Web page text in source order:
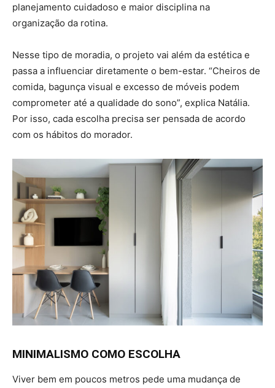
planejamento cuidadoso e maior disciplina na
organização da rotina.
Nesse tipo de moradia, o projeto vai além da estética e
passa a influenciar diretamente o bem-estar. “Cheiros de
comida, bagunça visual e excesso de móveis podem
comprometer até a qualidade do sono”, explica Natália.
Por isso, cada escolha precisa ser pensada de acordo
com os hábitos do morador.
MINIMALISMO COMO ESCOLHA
Viver bem em poucos metros pede uma mudança de